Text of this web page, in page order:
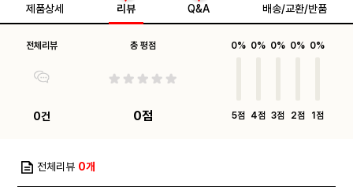
제품상세 리뷰 Q&A 배송/교환/반품
전체리뷰
0건
총 평점
0점
0%
5점
0%
4점
0%
3점
0%
2점
0%
1점
전체리뷰 0개